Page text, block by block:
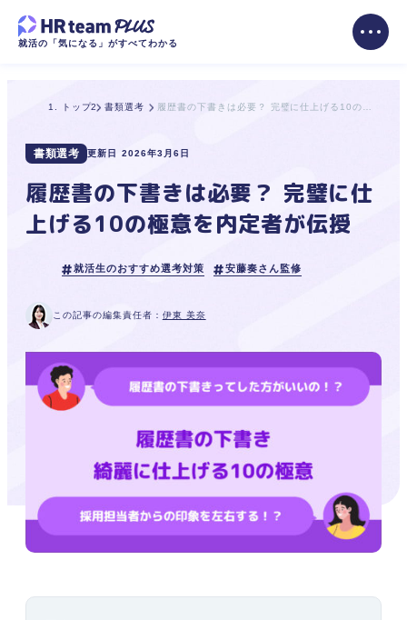
就活の「気になる」がすべてわかる
トップ 書類選考
書類選考 更新日 2026年3月6日
履歴書の下書きは必要？ 完璧に仕
上げる10の極意を内定者が伝授
就活生のおすすめ選考対策 安藤奏さん監修
この記事の編集責任者： 伊東 美奈